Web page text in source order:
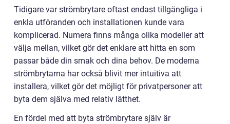
Tidigare var strömbrytare oftast endast tillgängliga i
enkla utföranden och installationen kunde vara
komplicerad. Numera finns många olika modeller att
välja mellan, vilket gör det enklare att hitta en som
passar både din smak och dina behov. De moderna
strömbrytarna har också blivit mer intuitiva att
installera, vilket gör det möjligt för privatpersoner att
byta dem själva med relativ lätthet.
En fördel med att byta strömbrytare själv är